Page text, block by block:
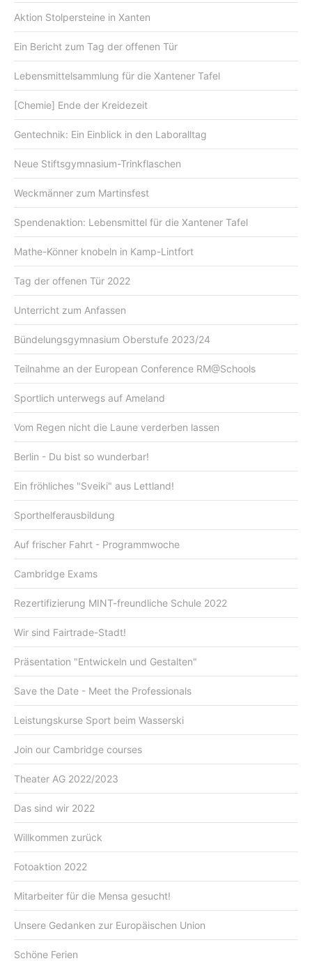
Aktion Stolpersteine in Xanten
Ein Bericht zum Tag der offenen Tür
Lebensmittelsammlung für die Xantener Tafel
[Chemie] Ende der Kreidezeit
Gentechnik: Ein Einblick in den Laboralltag
Neue Stiftsgymnasium-Trinkflaschen
Weckmänner zum Martinsfest
Spendenaktion: Lebensmittel für die Xantener Tafel
Mathe-Könner knobeln in Kamp-Lintfort
Tag der offenen Tür 2022
Unterricht zum Anfassen
Bündelungsgymnasium Oberstufe 2023/24
Teilnahme an der European Conference RM@Schools
Sportlich unterwegs auf Ameland
Vom Regen nicht die Laune verderben lassen
Berlin - Du bist so wunderbar!
Ein fröhliches "Sveiki" aus Lettland!
Sporthelferausbildung
Auf frischer Fahrt - Programmwoche
Cambridge Exams
Rezertifizierung MINT-freundliche Schule 2022
Wir sind Fairtrade-Stadt!
Präsentation "Entwickeln und Gestalten"
Save the Date - Meet the Professionals
Leistungskurse Sport beim Wasserski
Join our Cambridge courses
Theater AG 2022/2023
Das sind wir 2022
Willkommen zurück
Fotoaktion 2022
Mitarbeiter für die Mensa gesucht!
Unsere Gedanken zur Europäischen Union
Schöne Ferien